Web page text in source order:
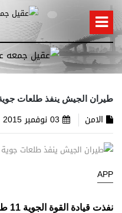
طيران الجيش ينفذ طلعات
الامن
APP